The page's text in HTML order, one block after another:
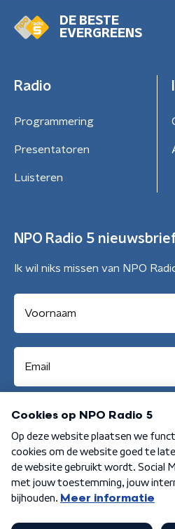
DE BESTE
EVERGREENS
Radio
Programmering
Presentatoren
Luisteren
NPO Radio 5
Ik wil niks missen van NPO
Algemene voorwaarden